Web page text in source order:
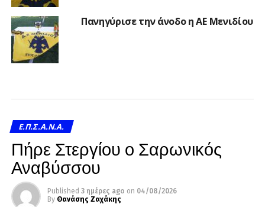
Πανηγύρισε την άνοδο η ΑΕ Μενιδίου
Ε.Π.Σ.Α.Ν.Α.
Πήρε Στεργίου ο Σαρωνικός
Αναβύσσου
Published 3 ημέρες ago on 04/08/2026
By Θανάσης Ζαχάκης